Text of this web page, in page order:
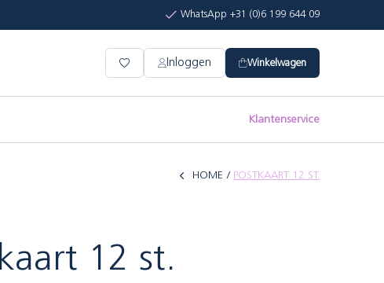
WhatsApp +31 (0)6 199 644 09
Inloggen Winkelwagen
Klantenservice
HOME POSTKAART 12 ST.
12 st.